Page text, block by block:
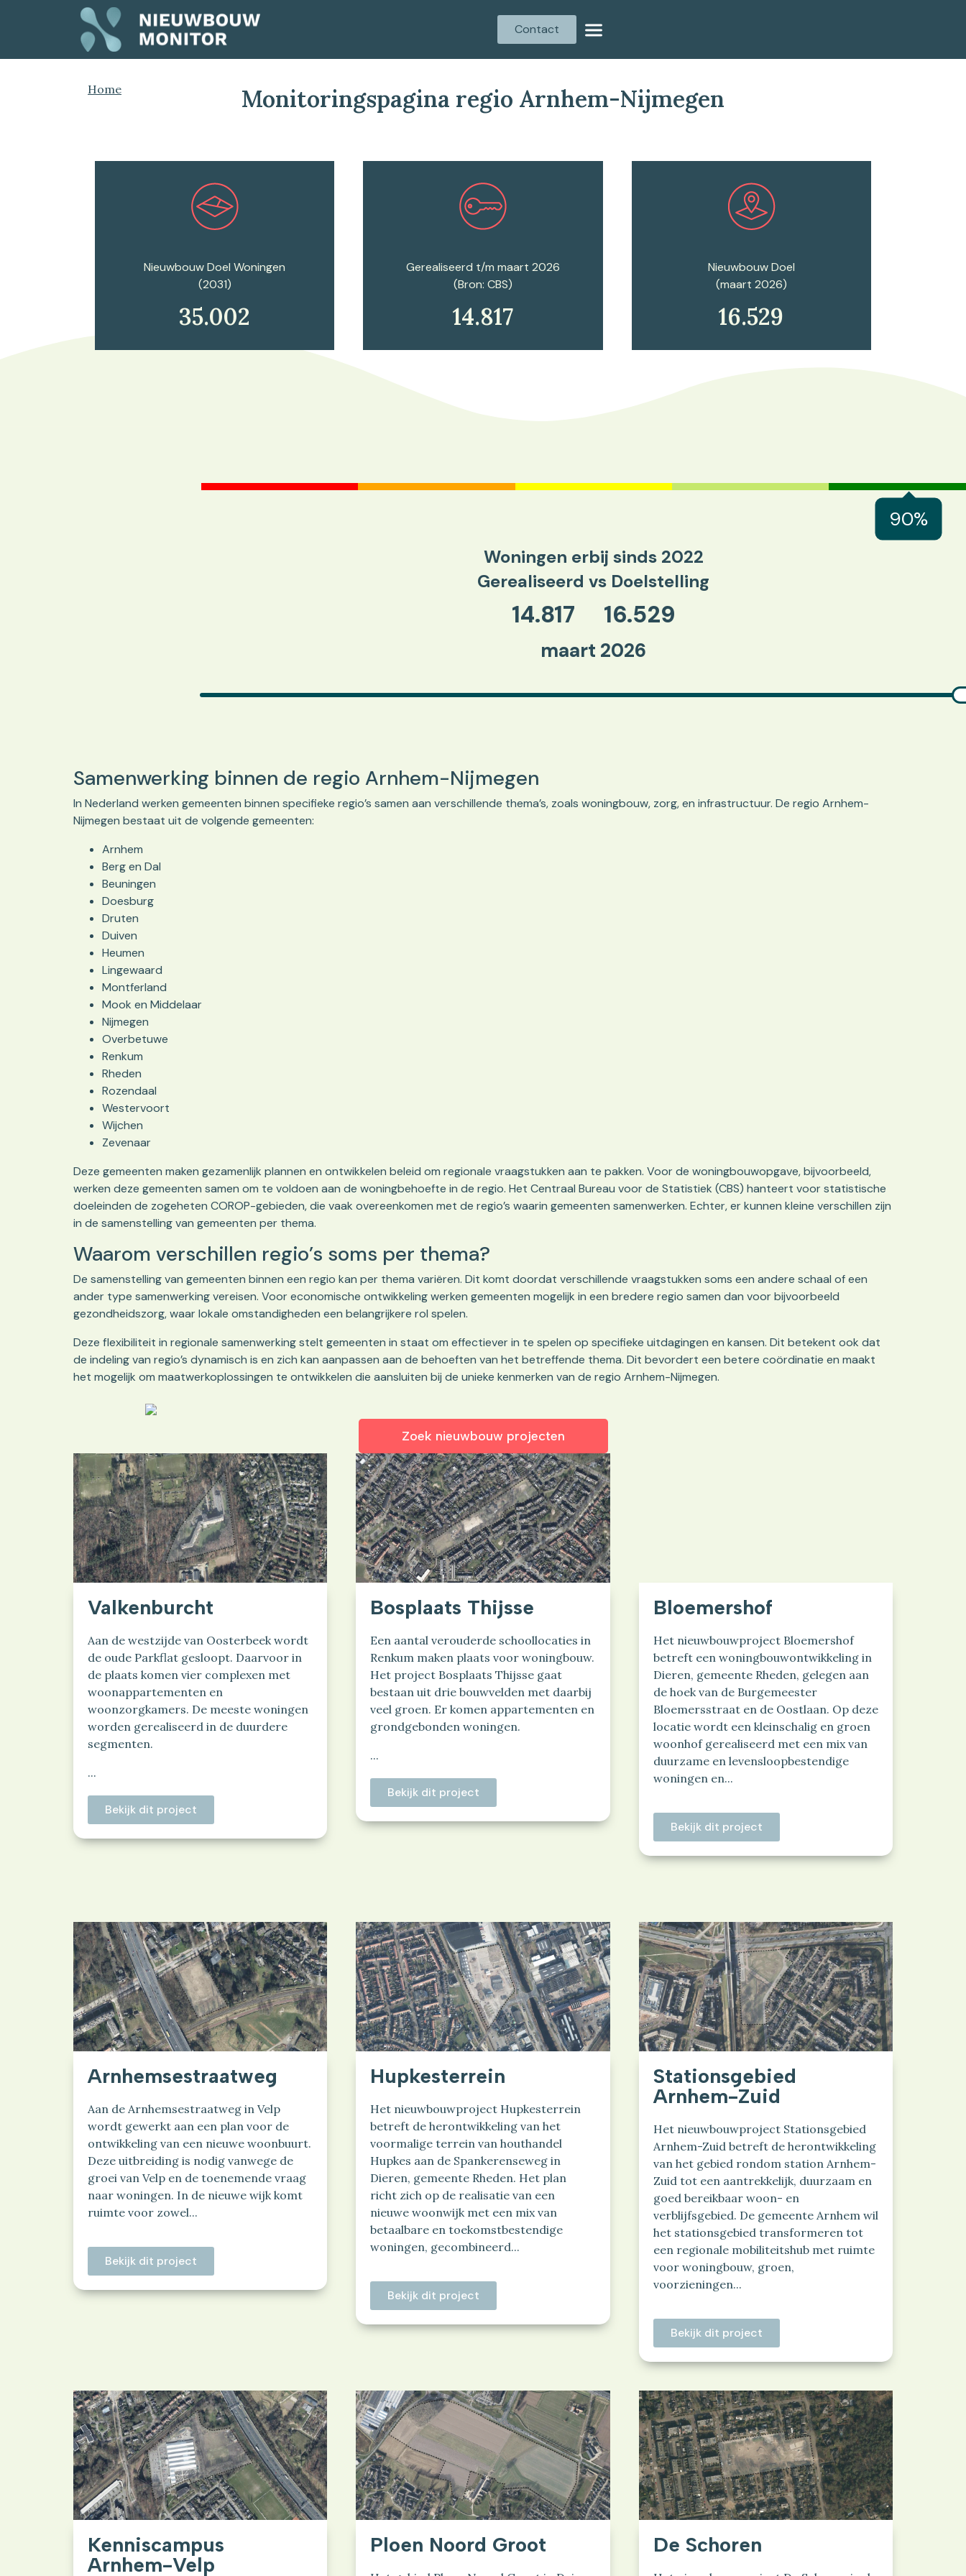
Contact
Home Monitoringspagina regio Arnhem-Nijmegen
Plan een afspraak
Nieuwbouw Doel Woningen
(2031)
35.002
Plan een afspraak
Gerealiseerd t/m maart 2026
(Bron: CBS)
14.817
Plan een afspraak
Nieuwbouw Doel
(maart 2026)
16.529
90%
Woningen erbij sinds 2022
Gerealiseerd vs Doelstelling
14.817 16.529
maart 2026
Samenwerking binnen de regio Arnhem-Nijmegen
In Nederland werken gemeenten binnen specifieke regio’s samen aan verschillende thema’s, zoals woningbouw, zorg, en infrastructuur. De regio Arnhem-
Nijmegen bestaat uit de volgende gemeenten:
Arnhem
Berg en Dal
Beuningen
Doesburg
Druten
Duiven
Heumen
Lingewaard
Montferland
Mook en Middelaar
Nijmegen
Overbetuwe
Renkum
Rheden
Rozendaal
Westervoort
Wijchen
Zevenaar
Deze gemeenten maken gezamenlijk plannen en ontwikkelen beleid om regionale vraagstukken aan te pakken. Voor de woningbouwopgave, bijvoorbeeld,
werken deze gemeenten samen om te voldoen aan de woningbehoefte in de regio. Het Centraal Bureau voor de Statistiek (CBS) hanteert voor statistische
doeleinden de zogeheten COROP-gebieden, die vaak overeenkomen met de regio’s waarin gemeenten samenwerken. Echter, er kunnen kleine verschillen zijn
in de samenstelling van gemeenten per thema.
Waarom verschillen regio’s soms per thema?
De samenstelling van gemeenten binnen een regio kan per thema variëren. Dit komt doordat verschillende vraagstukken soms een andere schaal of een
ander type samenwerking vereisen. Voor economische ontwikkeling werken gemeenten mogelijk in een bredere regio samen dan voor bijvoorbeeld
gezondheidszorg, waar lokale omstandigheden een belangrijkere rol spelen.
Deze flexibiliteit in regionale samenwerking stelt gemeenten in staat om effectiever in te spelen op specifieke uitdagingen en kansen. Dit betekent ook dat
de indeling van regio’s dynamisch is en zich kan aanpassen aan de behoeften van het betreffende thema. Dit bevordert een betere coördinatie en maakt
het mogelijk om maatwerkoplossingen te ontwikkelen die aansluiten bij de unieke kenmerken van de regio Arnhem-Nijmegen.
Zoek nieuwbouw projecten
Valkenburcht
Aan de westzijde van Oosterbeek wordt
de oude Parkflat gesloopt. Daarvoor in
de plaats komen vier complexen met
woonappartementen en
woonzorgkamers. De meeste woningen
worden gerealiseerd in de duurdere
segmenten.
...
Bekijk dit project
Bosplaats Thijsse
Een aantal verouderde schoollocaties in
Renkum maken plaats voor woningbouw.
Het project Bosplaats Thijsse gaat
bestaan uit drie bouwvelden met daarbij
veel groen. Er komen appartementen en
grondgebonden woningen.
...
Bekijk dit project
Bloemershof
Het nieuwbouwproject Bloemershof
betreft een woningbouwontwikkeling in
Dieren, gemeente Rheden, gelegen aan
de hoek van de Burgemeester
Bloemersstraat en de Oostlaan. Op deze
locatie wordt een kleinschalig en groen
woonhof gerealiseerd met een mix van
duurzame en levensloopbestendige
woningen en...
Bekijk dit project
Arnhemsestraatweg
Aan de Arnhemsestraatweg in Velp
wordt gewerkt aan een plan voor de
ontwikkeling van een nieuwe woonbuurt.
Deze uitbreiding is nodig vanwege de
groei van Velp en de toenemende vraag
naar woningen. In de nieuwe wijk komt
ruimte voor zowel...
Bekijk dit project
Hupkesterrein
Het nieuwbouwproject Hupkesterrein
betreft de herontwikkeling van het
voormalige terrein van houthandel
Hupkes aan de Spankerenseweg in
Dieren, gemeente Rheden. Het plan
richt zich op de realisatie van een
nieuwe woonwijk met een mix van
betaalbare en toekomstbestendige
woningen, gecombineerd...
Bekijk dit project
Stationsgebied
Arnhem-Zuid
Het nieuwbouwproject Stationsgebied
Arnhem-Zuid betreft de herontwikkeling
van het gebied rondom station Arnhem-
Zuid tot een aantrekkelijk, duurzaam en
goed bereikbaar woon- en
verblijfsgebied. De gemeente Arnhem wil
het stationsgebied transformeren tot
een regionale mobiliteitshub met ruimte
voor woningbouw, groen,
voorzieningen...
Bekijk dit project
Kenniscampus
Arnhem-Velp
Ploen Noord Groot De Schoren